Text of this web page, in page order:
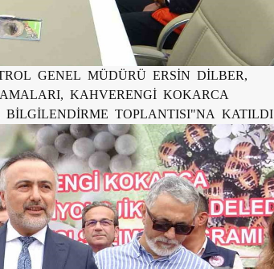
GENEL MÜDÜRÜ ERSİN DİLBER,
KAHVERENGİ KOKARCA
TOPLANTISI"NA KATILDI